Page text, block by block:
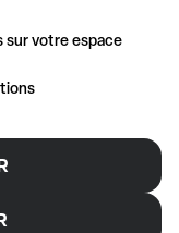
votre espace